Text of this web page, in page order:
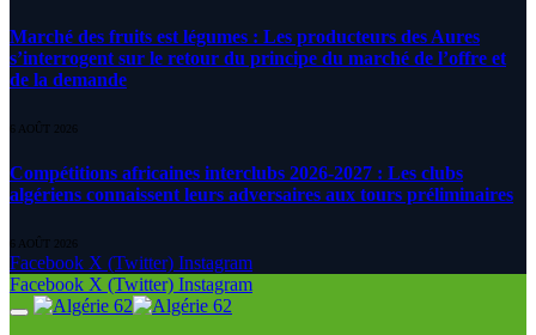
Marché des fruits est légumes : Les producteurs des Aures
s’interrogent sur le retour du principe du marché de l’offre et
de la demande
6 AOÛT 2026
Compétitions africaines interclubs 2026-2027 : Les clubs
algériens connaissent leurs adversaires aux tours préliminaires
6 AOÛT 2026
Facebook X (Twitter) Instagram
Facebook X (Twitter) Instagram